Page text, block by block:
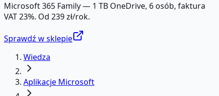
Microsoft 365 Family — 1 TB OneDrive, 6 osób, faktura
VAT 23%. Od 239 zł/rok.
Sprawdź w sklepie
Wiedza
Aplikacje Microsoft